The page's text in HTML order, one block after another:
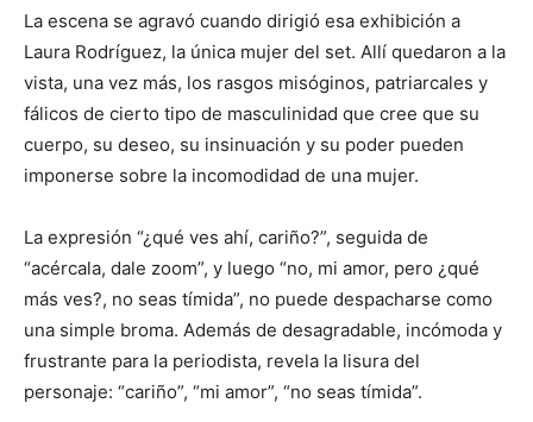
La escena se agravó cuando dirigió esa exhibición a
Laura Rodríguez, la única mujer del set. Allí quedaron a la
vista, una vez más, los rasgos misóginos, patriarcales y
fálicos de cierto tipo de masculinidad que cree que su
cuerpo, su deseo, su insinuación y su poder pueden
imponerse sobre la incomodidad de una mujer.
La expresión “¿qué ves ahí, cariño?”, seguida de
“acércala, dale zoom”, y luego “no, mi amor, pero ¿qué
más ves?, no seas tímida”, no puede despacharse como
una simple broma. Además de desagradable, incómoda y
frustrante para la periodista, revela la lisura del
personaje: “cariño”, “mi amor”, “no seas tímida”.